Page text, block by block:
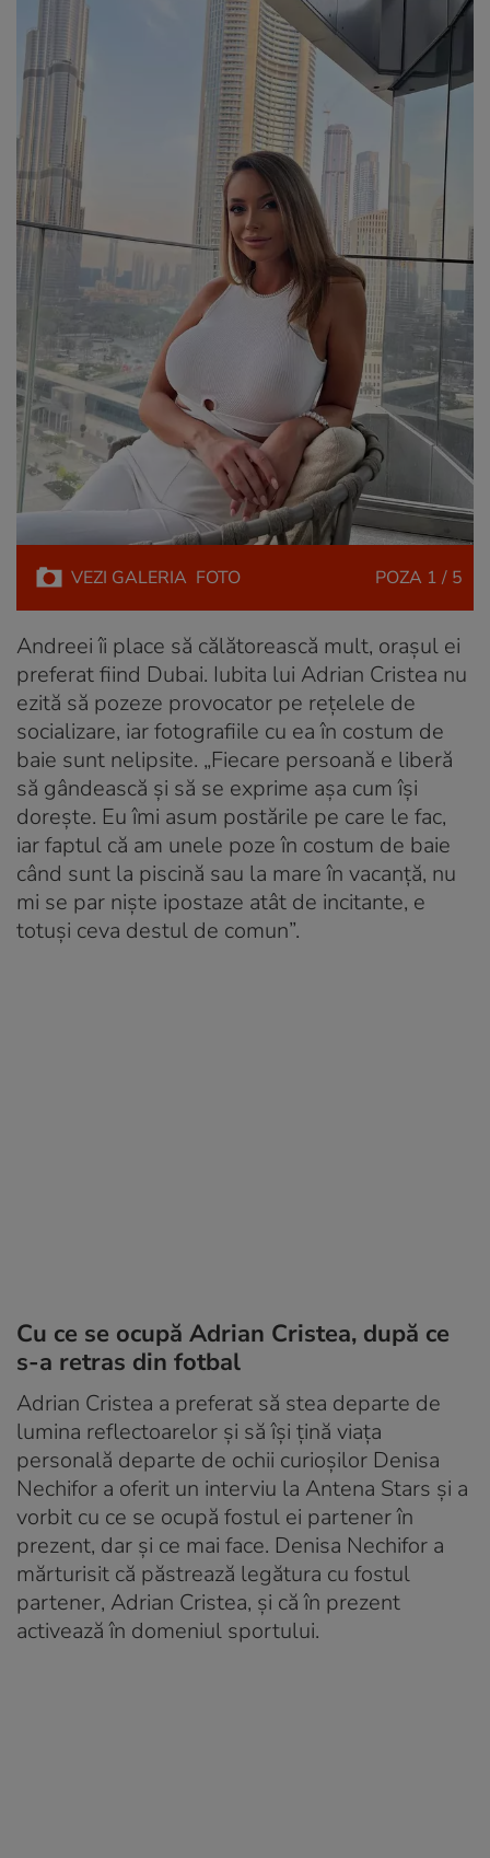
VEZI GALERIA FOTO POZA 1 / 5
Andreei îi place să călătorească mult, orașul ei
preferat fiind Dubai. Iubita lui Adrian Cristea nu
ezită să pozeze provocator pe rețelele de
socializare, iar fotografiile cu ea în costum de
baie sunt nelipsite. „Fiecare persoană e liberă
să gândească și să se exprime așa cum își
dorește. Eu îmi asum postările pe care le fac,
iar faptul că am unele poze în costum de baie
când sunt la piscină sau la mare în vacanță, nu
mi se par niște ipostaze atât de incitante, e
totuși ceva destul de comun”.
Cu ce se ocupă Adrian Cristea, după ce
s-a retras din fotbal
Adrian Cristea a preferat să stea departe de
lumina reflectoarelor și să își țină viața
personală departe de ochii curioșilor Denisa
Nechifor a oferit un interviu la Antena Stars și a
vorbit cu ce se ocupă fostul ei partener în
prezent, dar și ce mai face. Denisa Nechifor a
mărturisit că păstrează legătura cu fostul
partener, Adrian Cristea, și că în prezent
activează în domeniul sportului.